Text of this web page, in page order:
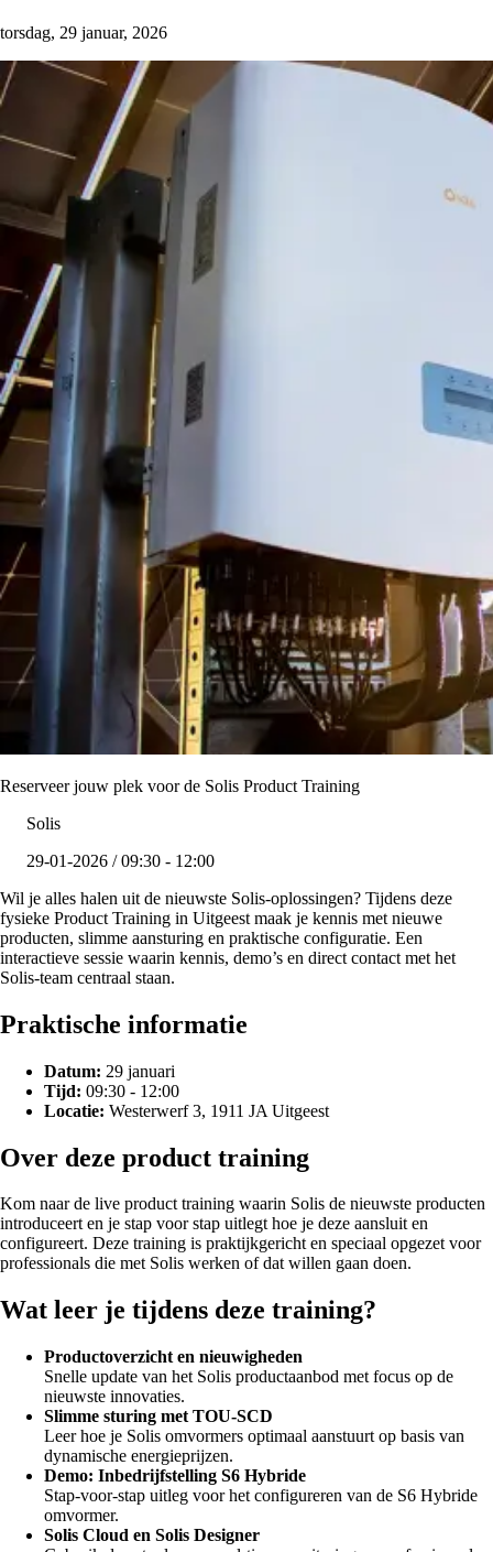
torsdag, 29 januar, 2026
Reserveer jouw plek voor de Solis Product Training
Solis
29-01-2026 / 09:30 - 12:00
Wil je alles halen uit de nieuwste Solis-oplossingen? Tijdens deze
fysieke Product Training in Uitgeest maak je kennis met nieuwe
producten, slimme aansturing en praktische configuratie. Een
interactieve sessie waarin kennis, demo’s en direct contact met het
Solis-team centraal staan.
Praktische informatie
Datum: 29 januari
Tijd: 09:30 - 12:00
Locatie: Westerwerf 3, 1911 JA Uitgeest
Over deze product training
Kom naar de live product training waarin Solis de nieuwste producten
introduceert en je stap voor stap uitlegt hoe je deze aansluit en
configureert. Deze training is praktijkgericht en speciaal opgezet voor
professionals die met Solis werken of dat willen gaan doen.
Wat leer je tijdens deze training?
Productoverzicht en nieuwigheden
Snelle update van het Solis productaanbod met focus op de
nieuwste innovaties.
Slimme sturing met TOU-SCD
Leer hoe je Solis omvormers optimaal aanstuurt op basis van
dynamische energieprijzen.
Demo: Inbedrijfstelling S6 Hybride
Stap-voor-stap uitleg voor het configureren van de S6 Hybride
omvormer.
Solis Cloud en Solis Designer